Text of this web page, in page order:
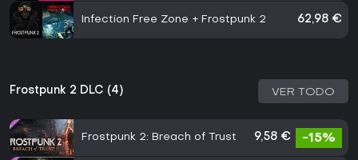
Infection Free Zone + Frostpunk 2 62,98 €
Frostpunk 2 DLC (4) VER TODO
Frostpunk 2: Breach of Trust 9,58 € -15%